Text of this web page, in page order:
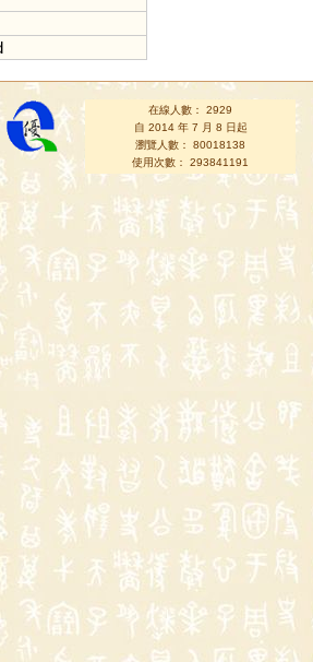
在線人數： 2929
自 2014 年 7 月 8 日起
瀏覽人數： 80018138
使用次數： 293841191